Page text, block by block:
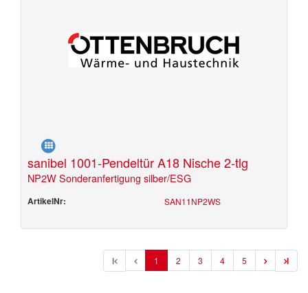
sanibel 1001-Pendeltür A18 Nische 2-tlg
NP2W Sonderanfertigung silber/ESG
ArtikelNr: SAN11NP2WS
l 1 2 3 4 5 l